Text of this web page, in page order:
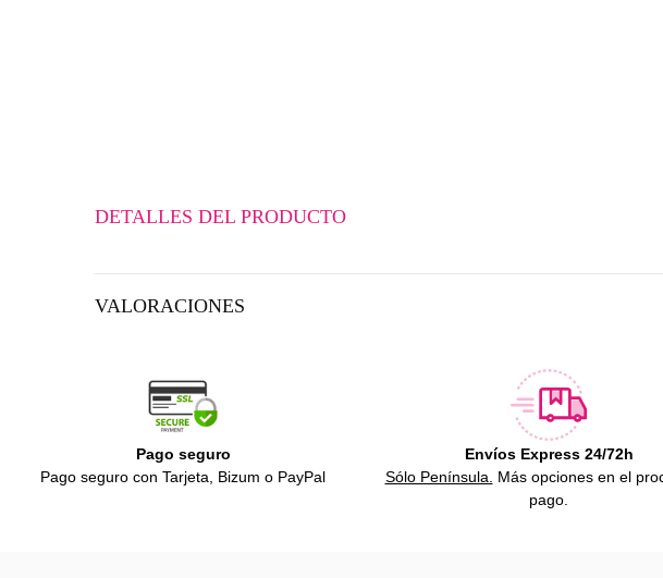
DETALLES DEL PRODUCTO
VALORACIONES
Pago seguro
Pago seguro con Tarjeta, Bizum o PayPal
Envíos Express 24/72h
Sólo Península. Más opciones en el
pago.